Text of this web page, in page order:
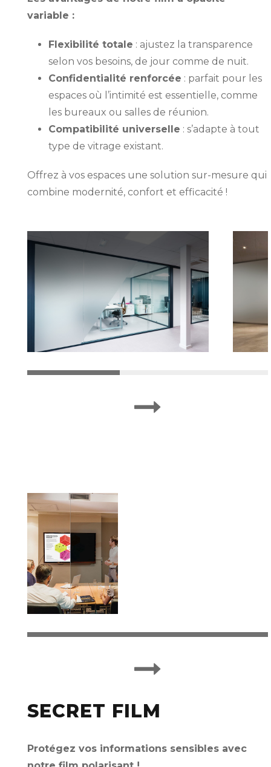
variable :
Flexibilité totale : ajustez la transparence
selon vos besoins, de jour comme de nuit.
Confidentialité renforcée : parfait pour les
espaces où l’intimité est essentielle, comme
les bureaux ou salles de réunion.
Compatibilité universelle : s’adapte à tout
type de vitrage existant.
Offrez à vos espaces une solution sur-mesure qui
combine modernité, confort et efficacité !
SECRET FILM
Protégez vos informations sensibles avec